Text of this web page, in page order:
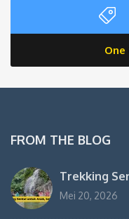
FROM THE BLOG
Trekking
Mei 20, 2026